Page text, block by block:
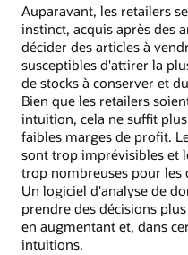
Auparavant, les retailers
instinct, acquis après des
décider des articles à
susceptibles d'attirer la
de stocks à conserver et
Bien que les retailers
intuition, cela ne suffit
faibles marges de profit.
sont trop imprévisibles et
trop nombreuses pour les
Un logiciel d'analyse de
prendre des décisions
en augmentant et, dans
intuitions.